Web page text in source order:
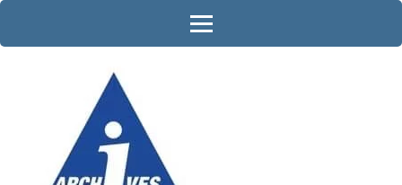
Aller
contenu